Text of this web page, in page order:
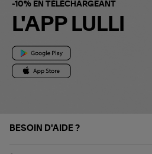
-10% EN TÉLÉCHARGEANT
L'APP LULLI
BESOIN D'AIDE ?